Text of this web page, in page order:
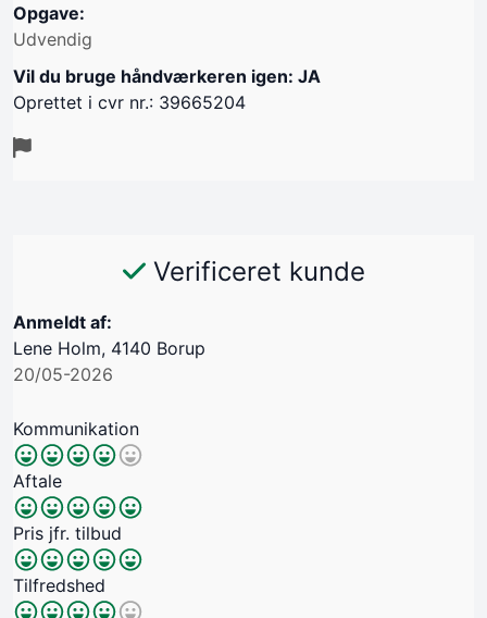
Opgave:
Udvendig
Vil du bruge håndværkeren igen: JA
Oprettet i cvr nr.: 39665204
Verificeret kunde
Anmeldt af:
​Lene Holm, 4140 Borup
20/05-2026
Kommunikation
Aftale
Pris jfr. tilbud
Tilfredshed